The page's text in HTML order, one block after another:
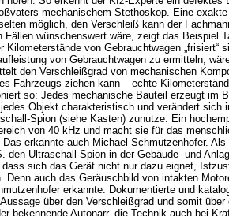
mechanischem Stethoskop. Eine
möglich, den Verschleiß kann der
wünschenswert wäre, zeigt das Beispiel
von Gebrauchtwagen „frisiert“
von Gebrauchtwagen zu ermitteln,
den Verschleißgrad von mechanischen
Fahrzeugs ziehen kann – echte
so: Jedes mechanische Bauteil erzeugt im
Objekt charakteristisch und verändert sich
Spion (siehe Kasten) zunutze. Ein
von 40 kHz und macht sie für das
Das erkannte auch Michael Schmutzenhofer.
den Ultraschall-Spion in der Gebäude- und
sich das Gerät nicht nur dazu eignet,
auch das Geräuschbild von intakten
erkannte: Dokumentierte und
über den Verschleißgrad und somit
bekennende Autonarr, die Technik auch bei